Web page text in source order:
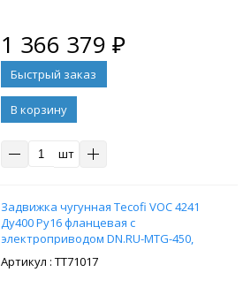
1 366 379 ₽
В корзину
шт
Задвижка чугунная Tecofi VOC 4241
Ду400 Ру16 фланцевая с
электроприводом DN.RU-MTG-450,
380В
: ТТ71017